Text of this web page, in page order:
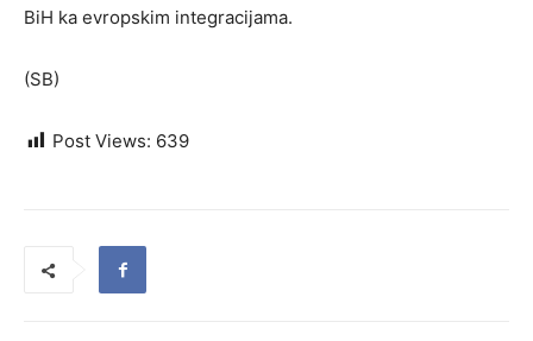
BiH ka evropskim integracijama.
(SB)
Post Views: 639